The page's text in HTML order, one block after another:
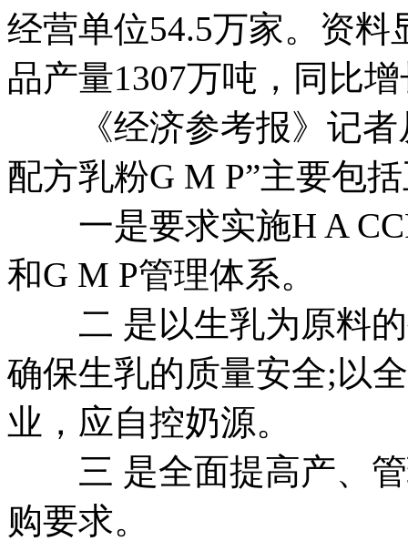
经营单位54.5万家。资
品产量1307万吨，同比增
《经济参考报》记者
配方乳粉G M P”主要包
一是要求实施H A
和G M P管理体系。
二 是以生乳为原料的
确保生乳的质量安全;以
业，应自控奶源。
三 是全面提高产、管
购要求。